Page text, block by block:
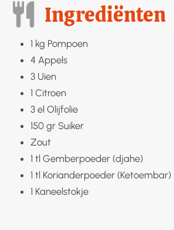
Ingrediënten
1 kg Pompoen
4 Appels
3 Uien
1 Citroen
3 el Olijfolie
150 gr Suiker
Zout
1 tl Gemberpoeder (djahe)
1 tl Korianderpoeder (Ketoembar)
1 Kaneelstokje